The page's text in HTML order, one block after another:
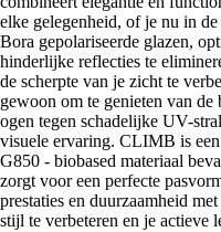
elke gelegenheid, of je nu in
Bora gepolariseerde glazen,
hinderlijke reflecties te
de scherpte van je zicht te
gewoon om te genieten van
ogen tegen schadelijke UV-
visuele ervaring. CLIMB is
G850 - biobased materiaal
zorgt voor een perfecte
prestaties en duurzaamheid
stijl te verbeteren en je actieve